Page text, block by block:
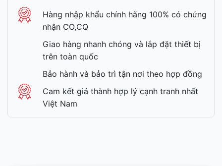
Hàng nhập khẩu chính hãng 100% có chứng
nhận CO,CQ
Giao hàng nhanh chóng và lắp đặt thiết bị
trên toàn quốc
Bảo hành và bảo trì tận nơi theo hợp đồng
Cam kết giá thành hợp lý cạnh tranh nhất
Việt Nam